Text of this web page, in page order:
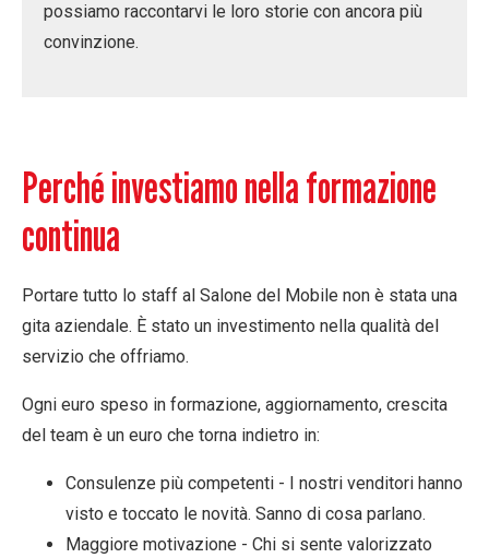
possiamo raccontarvi le loro storie con ancora più
convinzione.
Perché investiamo nella formazione
continua
Portare tutto lo staff al Salone del Mobile non è stata una
gita aziendale. È stato un investimento nella qualità del
servizio che offriamo.
Ogni euro speso in formazione, aggiornamento, crescita
del team è un euro che torna indietro in:
Consulenze più competenti - I nostri venditori hanno
visto e toccato le novità. Sanno di cosa parlano.
Maggiore motivazione - Chi si sente valorizzato